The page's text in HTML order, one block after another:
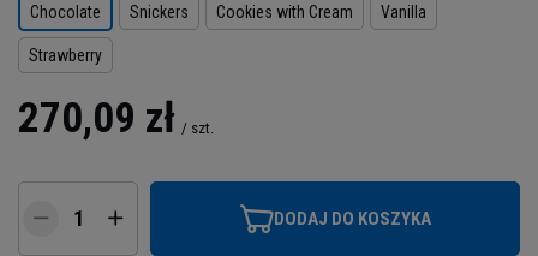
Chocolate Snickers Cookies with Cream Vanilla
Strawberry
270,09 zł / szt.
DODAJ DO KOSZYKA